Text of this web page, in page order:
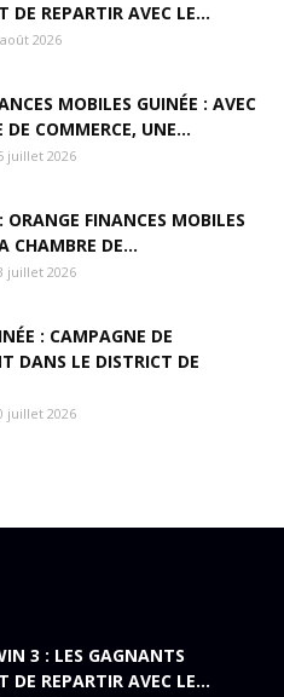
DE REPARTIR AVEC LE...
2026
MOBILES GUINÉE : AVEC
DE COMMERCE, UNE...
juillet 2026
ORANGE FINANCES MOBILES
CHAMBRE DE...
juillet 2026
: CAMPAGNE DE
DANS LE DISTRICT DE
juillet 2026
3 : LES GAGNANTS
DE REPARTIR AVEC LE...